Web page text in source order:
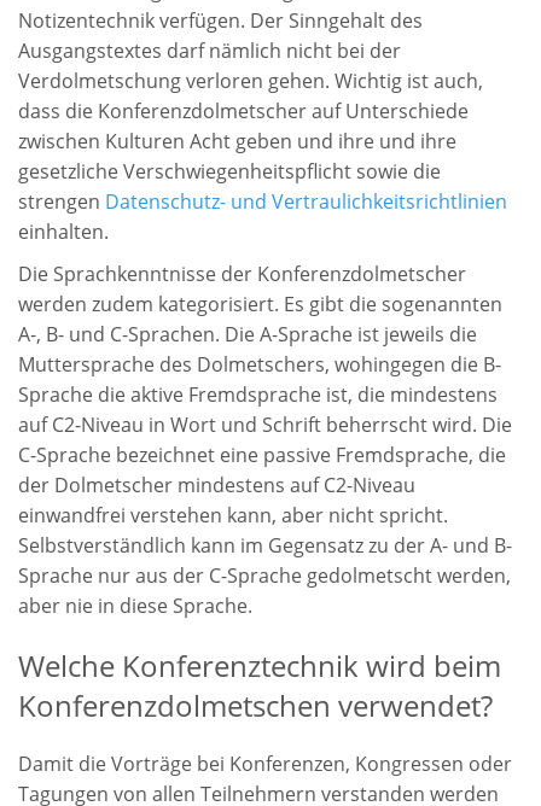
Notizentechnik verfügen. Der Sinngehalt des
Ausgangstextes darf nämlich nicht bei der
Verdolmetschung verloren gehen. Wichtig ist auch,
dass die Konferenzdolmetscher auf Unterschiede
zwischen Kulturen Acht geben und ihre und ihre
gesetzliche Verschwiegenheitspflicht sowie die
strengen Datenschutz- und Vertraulichkeitsrichtlinien
einhalten.
Die Sprachkenntnisse der Konferenzdolmetscher
werden zudem kategorisiert. Es gibt die sogenannten
A-, B- und C-Sprachen. Die A-Sprache ist jeweils die
Muttersprache des Dolmetschers, wohingegen die B-
Sprache die aktive Fremdsprache ist, die mindestens
auf C2-Niveau in Wort und Schrift beherrscht wird. Die
C-Sprache bezeichnet eine passive Fremdsprache, die
der Dolmetscher mindestens auf C2-Niveau
einwandfrei verstehen kann, aber nicht spricht.
Selbstverständlich kann im Gegensatz zu der A- und B-
Sprache nur aus der C-Sprache gedolmetscht werden,
aber nie in diese Sprache.
Welche Konferenztechnik wird beim
Konferenzdolmetschen verwendet?
Damit die Vorträge bei Konferenzen, Kongressen oder
Tagungen von allen Teilnehmern verstanden werden